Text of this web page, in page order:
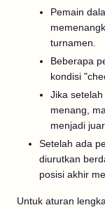
Pemain
turnamen.
Beberapa
kondisi
Jika
menang,
menjadi
Setelah ada
diurutkan
posisi akhir
Untuk aturan